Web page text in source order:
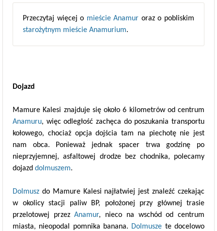
Przeczytaj więcej o mieście Anamur oraz o pobliskim
starożytnym mieście Anamurium.
Dojazd
Mamure Kalesi znajduje się około 6 kilometrów od centrum
Anamuru, więc odległość zachęca do poszukania transportu
kołowego, chociaż opcja dojścia tam na piechotę nie jest
nam obca. Ponieważ jednak spacer trwa godzinę po
nieprzyjemnej, asfaltowej drodze bez chodnika, polecamy
dojazd dolmuszem.
Dolmusz do Mamure Kalesi najłatwiej jest znaleźć czekając
w okolicy stacji paliw BP, położonej przy głównej trasie
przelotowej przezAnamur, nieco na wschód od centrum
miasta, nieopodal pomnika banana. Dolmusze te docelowo